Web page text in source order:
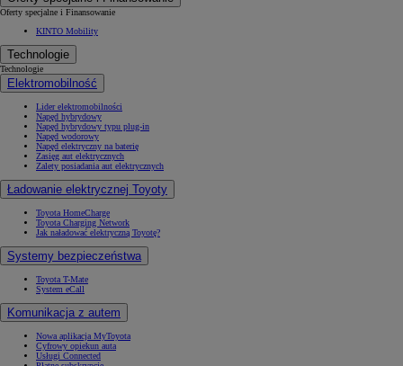
Oferty specjalne i Finansowanie
KINTO Mobility
Technologie
Technologie
Elektromobilność
Lider elektromobilności
Napęd hybrydowy
Napęd hybrydowy typu plug-in
Napęd wodorowy
Napęd elektryczny na baterię
Zasięg aut elektrycznych
Zalety posiadania aut elektrycznych
Ładowanie elektrycznej Toyoty
Toyota HomeCharge
Toyota Charging Network
Jak naładować elektryczną Toyotę?
Systemy bezpieczeństwa
Toyota T-Mate
System eCall
Komunikacja z autem
Nowa aplikacja MyToyota
Cyfrowy opiekun auta
Usługi Connected